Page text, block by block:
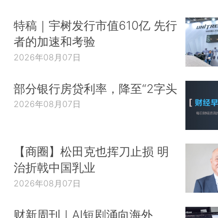
特稿｜宇树发行市值610亿 先行
者的加速和考验
2026年08月07日
部分银行房贷利率，降至“2字头
2026年08月07日
【商圈】松田克也挥刀止损 明
治折戟中国乳业
2026年08月07日
财新周刊｜AI短剧涌向海外